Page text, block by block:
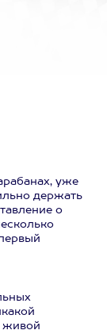
уже
держать
о
живой